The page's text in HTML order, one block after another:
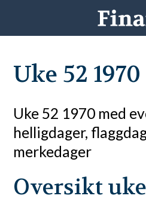
Uke 52 1970
Uke 52 1970 med
helligdager,
merkedager
Oversikt